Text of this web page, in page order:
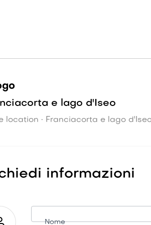
e lago d'Iseo
location • Franciacorta e lago
informazioni
Richiesta
Nome